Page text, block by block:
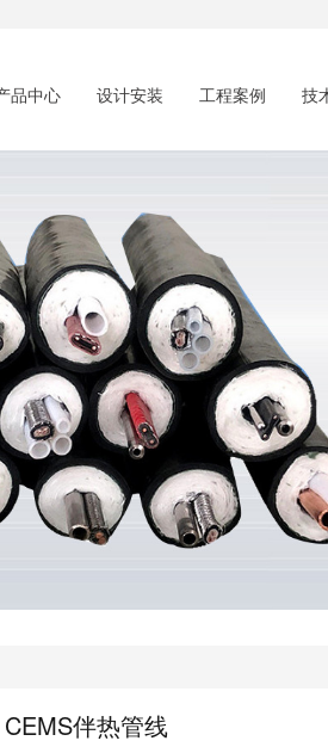
品中心 设计安装 工程案例 技
CEMS伴热管线